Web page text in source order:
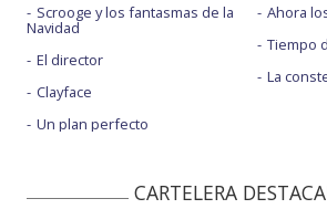
Scrooge y los fantasmas de la
Navidad
El director
Clayface
Un plan perfecto
Ahora
Tiempo
La
CARTELERA